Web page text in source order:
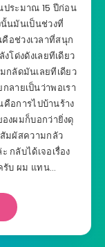
ประมาณ 15 ปีก่อน
นมันเป็นช่วงที่
อช่วงเวลาที่สนุก
โด่งดังเลยทีเดียว
กลัดมันเลยทีเดียว
ลายเป็นว่าพอเรา
คือการไปบ้านร้าง
งผมก็บอกว่ายิ่งดุ
มผัสความกลัว
กลับได้เจอเรื่อง
รับ ผม แทน…